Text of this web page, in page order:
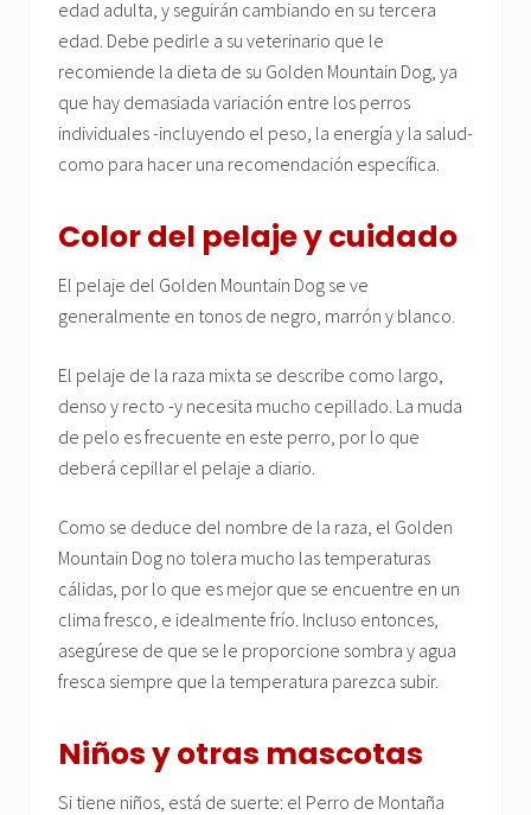
edad adulta, y seguirán cambiando en su tercera
edad. Debe pedirle a su veterinario que le
recomiende la dieta de su Golden Mountain Dog, ya
que hay demasiada variación entre los perros
individuales -incluyendo el peso, la energía y la salud-
como para hacer una recomendación específica.
Color del pelaje y cuidado
El pelaje del Golden Mountain Dog se ve
generalmente en tonos de negro, marrón y blanco.
El pelaje de la raza mixta se describe como largo,
denso y recto -y necesita mucho cepillado. La muda
de pelo es frecuente en este perro, por lo que
deberá cepillar el pelaje a diario.
Como se deduce del nombre de la raza, el Golden
Mountain Dog no tolera mucho las temperaturas
cálidas, por lo que es mejor que se encuentre en un
clima fresco, e idealmente frío. Incluso entonces,
asegúrese de que se le proporcione sombra y agua
fresca siempre que la temperatura parezca subir.
Niños y otras mascotas
Si tiene niños, está de suerte: el Perro de Montaña